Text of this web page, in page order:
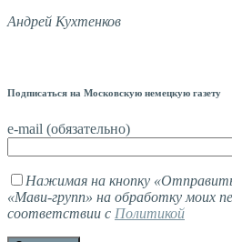
Андрей Кухтенков
Подписаться на Московскую немецкую газету
e-mail (обязательно)
Нажимая на кнопку
«Мави-групп» на обработку моих
соответствии с Политикой